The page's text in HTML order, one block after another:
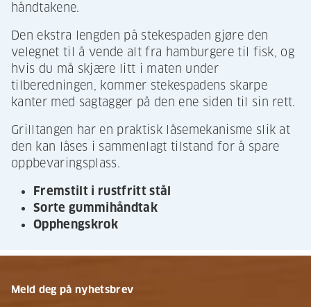
håndtakene.
Den ekstra lengden på stekespaden gjøre den
velegnet til å vende alt fra hamburgere til fisk, og
hvis du må skjære litt i maten under
tilberedningen, kommer stekespadens skarpe
kanter med sagtagger på den ene siden til sin rett.
Grilltangen har en praktisk låsemekanisme slik at
den kan låses i sammenlagt tilstand for å spare
oppbevaringsplass.
Fremstilt i rustfritt stål
Sorte gummihåndtak
Opphengskrok
Meld deg på nyhetsbrev